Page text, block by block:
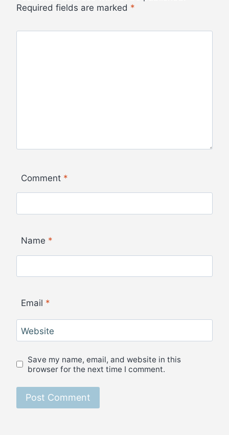
Required fields are marked *
Comment *
Name *
Email *
Website
Save my name, email, and website in this
browser for the next time I comment.